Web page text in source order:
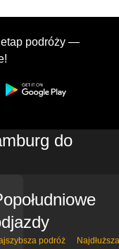
etap podróży —
do
podróż